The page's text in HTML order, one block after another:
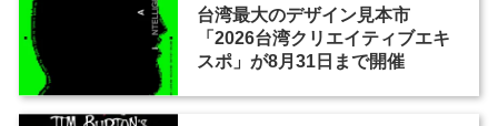
台湾最大のデザイン見本市
「2026台湾クリエイティブエキ
スポ」が8月31日まで開催